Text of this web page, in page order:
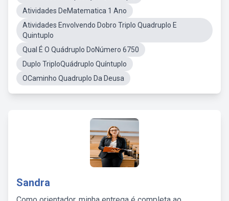
Atividades DeMatematica 1 Ano
Atividades Envolvendo Dobro Triplo Quadruplo E
Quintuplo
Qual É O Quádruplo DoNúmero 6750
Duplo TriploQuádruplo Quíntuplo
OCaminho Quadruplo Da Deusa
Sandra